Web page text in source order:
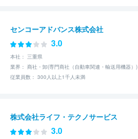
センコーアドバンス株式会社
3.0
本社： 三重県
業界： 商社・卸(専門商社（自動車関連・輸送用機器）)
従業員数： 300人以上1千人未満
株式会社ライフ・テクノサービス
3.0